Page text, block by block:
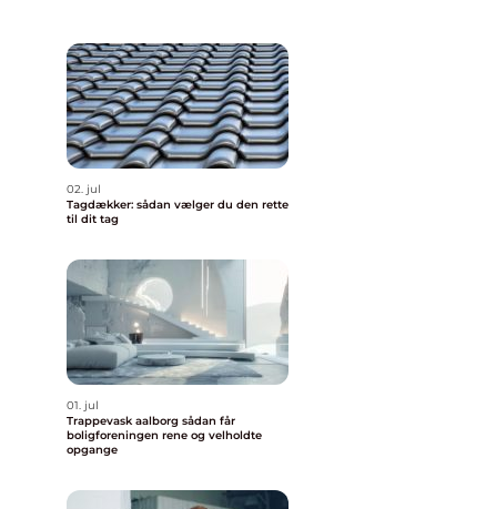
02. jul
Tagdækker: sådan vælger du den rette
til dit tag
01. jul
Trappevask aalborg sådan får
boligforeningen rene og velholdte
opgange